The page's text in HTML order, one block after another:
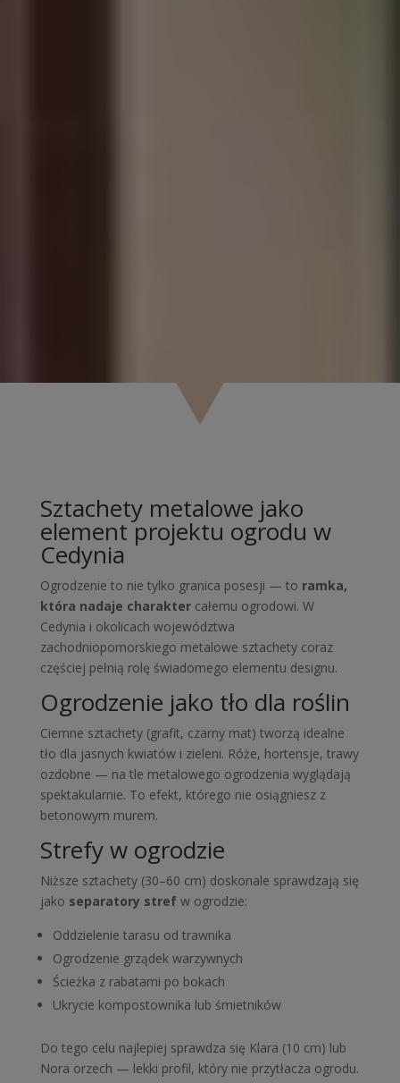
Sztachety metalowe jako
element projektu ogrodu w
Cedynia
Ogrodzenie to nie tylko granica posesji — to ramka,
która nadaje charaktercałemu ogrodowi. W
Cedynia i okolicach województwa
zachodniopomorskiego metalowe sztachety coraz
częściej pełnią rolę świadomego elementu designu.
Ogrodzenie jako tło dla roślin
Ciemne sztachety (grafit, czarny mat) tworzą idealne
tło dla jasnych kwiatów i zieleni. Róże, hortensje, trawy
ozdobne — na tle metalowego ogrodzenia wyglądają
spektakularnie. To efekt, którego nie osiągniesz z
betonowym murem.
Strefy w ogrodzie
Niższe sztachety (30–60 cm) doskonale sprawdzają się
jako separatory strefw ogrodzie:
Oddzielenie tarasu od trawnika
Ogrodzenie grządek warzywnych
Ścieżka z rabatami po bokach
Ukrycie kompostownika lub śmietników
Do tego celu najlepiej sprawdza się Klara (10 cm) lub
Nora orzech — lekki profil, który nie przytłacza ogrodu.